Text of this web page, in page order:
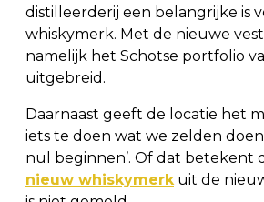
distilleerderij een belangrijke is
whiskymerk. Met de nieuwe
namelijk het Schotse portfolio
uitgebreid.
Daarnaast geeft de locatie het
iets te doen wat we zelden
nul beginnen’. Of dat betekent
nieuw whiskymerk uit de